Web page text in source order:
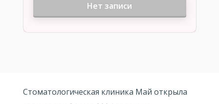
Нет записи
Стоматологическая клиника Май открыла